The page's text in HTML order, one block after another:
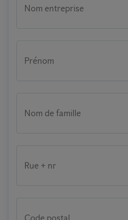
Nom entreprise
Prénom
Nom de famille
Rue + nr